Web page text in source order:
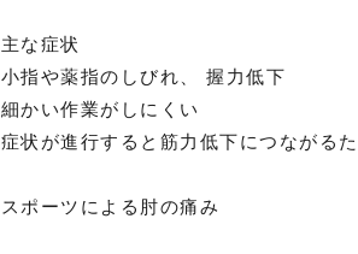
主な症状
小指や薬指のしびれ、 握力低下
細かい作業がしにくい
症状が進行すると筋力低下につながる
スポーツによる肘の痛み